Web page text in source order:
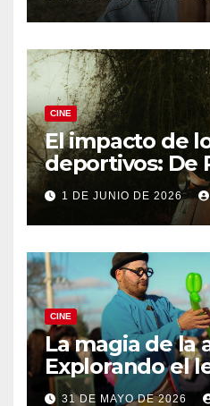
CINE
El impacto de
deportivos: De
Ferrari
1 DE JUNIO DE 2026
CINE
La magia de la
Explorando el
DreamWorks
31 DE MAYO DE 2026